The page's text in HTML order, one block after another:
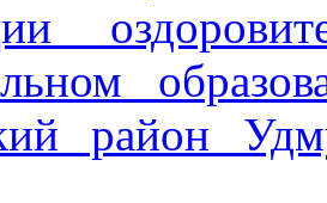
район